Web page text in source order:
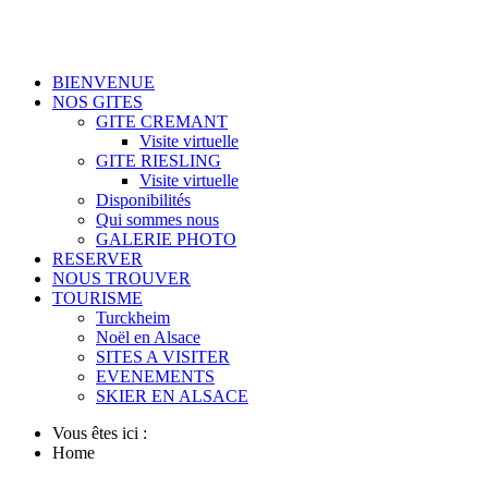
BIENVENUE
NOS GITES
GITE CREMANT
Visite virtuelle
GITE RIESLING
Visite virtuelle
Disponibilités
Qui sommes nous
GALERIE PHOTO
RESERVER
NOUS TROUVER
TOURISME
Turckheim
Noël en Alsace
SITES A VISITER
EVENEMENTS
SKIER EN ALSACE
Vous êtes ici :
Home